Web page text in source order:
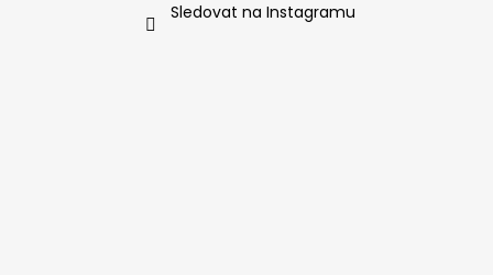
Sledovat na Instagramu